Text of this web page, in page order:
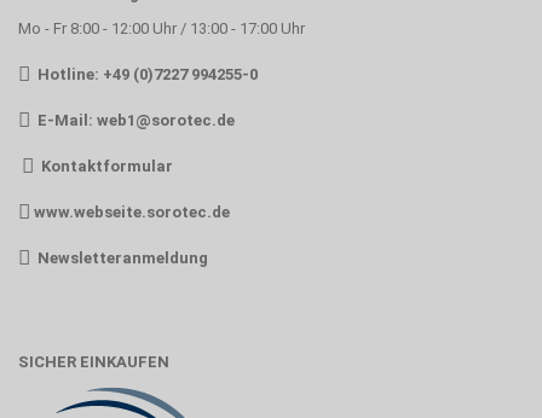
Mo - Fr 8:00 - 12:00 Uhr / 13:00 - 17:00 Uhr
Hotline: +49 (0)7227 994255-0
E-Mail: web1@sorotec.de
Kontaktformular
www.webseite.sorotec.de
Newsletteranmeldung
SICHER EINKAUFEN